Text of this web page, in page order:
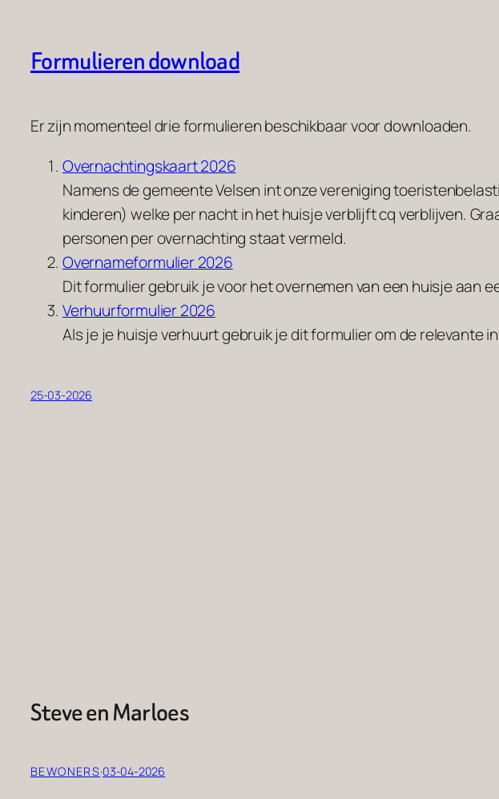
Formulieren download
Er zijn momenteel drie formulieren beschikbaar voor downloaden.
Overnachtingskaart 2026
Namens de gemeente Velsen int onze vereniging
kinderen) welke per nacht in het huisje verblijft cq verblijven.
personen per overnachting staat vermeld.
Overnameformulier 2026
Dit formulier gebruik je voor het overnemen van een huisje aan
Verhuurformulier 2026
Als je je huisje verhuurt gebruik je dit formulier om de relevante
25-03-2026
Steve en Marloes
BEWONERS·03-04-2026